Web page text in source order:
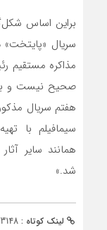
براین اساس
سریال
مذاکره مستقیم
صحیح نیست و
هفتم سریال
سیمافیلم با
همانند سایر
شد.»
لینک کوتاه :